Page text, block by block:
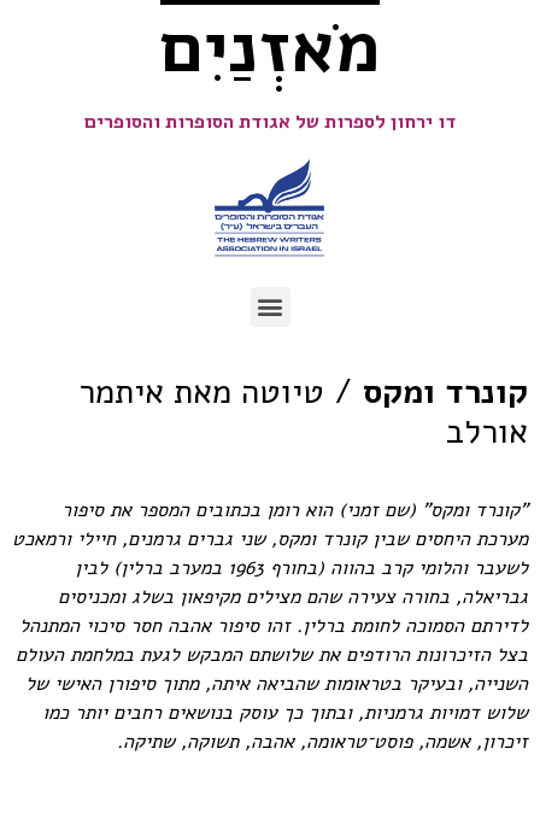
מֹאזְנַיִם
דו ירחון לספרות של אגודת הסופרות והסופרים
קונרד ומקס / טיוטה מאת איתמר
אורלב
"קונרד ומקס" (שם זמני) הוא רומן בכתובים המספר את סיפור
מערכת היחסים שבין קונרד ומקס, שני גברים גרמנים, חיילי ורמאכט
לשעבר והלומי קרב בהווה (בחורף 1963 במערב ברלין) לבין
גבריאלה, בחורה צעירה שהם מצילים מקיפאון בשלג ומכניסים
לדירתם הסמוכה לחומת ברלין. זהו סיפור אהבה חסר סיכוי המתנהל
בצל הזיכרונות הרודפים את שלושתם המבקש לגעת במלחמת העולם
השנייה, ובעיקר בטראומות שהביאה איתה, מתוך סיפורן האישי של
שלוש דמויות גרמניות, ובתוך כך עוסק בנושאים רחבים יותר כמו
זיכרון, אשמה, פוסט־טראומה, אהבה, תשוקה, שתיקה.